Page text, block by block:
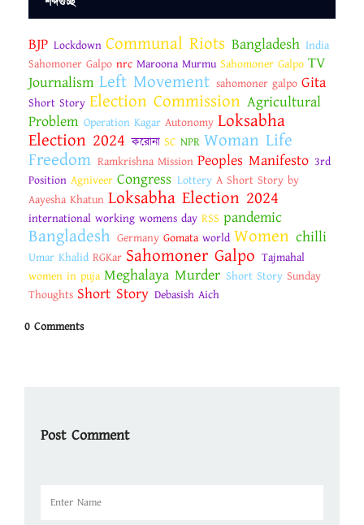
BJP Lockdown Communal Riots Bangladesh India
Sahomoner Galpo nrc Maroona Murmu Sahomoner Galpo TV
Journalism Left Movement sahomoner galpo Gita
Short Story Election Commission Agricultural
Problem Operation Kagar Autonomy Loksabha
Election 2024 করোনা SC NPR Woman Life
Freedom Ramkrishna Mission Peoples Manifesto 3rd
Position Agniveer Congress Lottery A Short Story by
Aayesha Khatun Loksabha Election 2024
international working womens day RSS pandemic
Bangladesh Germany Gomata world Women chilli
Umar Khalid RGKar Sahomoner Galpo Tajmahal
women in puja Meghalaya Murder Short Story Sunday
Thoughts Short Story Debasish Aich
0 Comments
Post Comment